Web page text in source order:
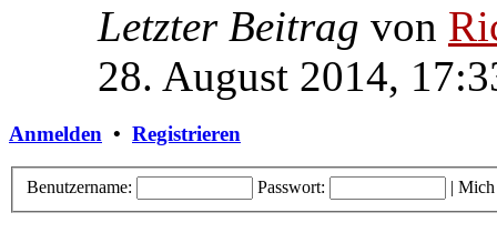
Letzter Beitrag von
28. August 2014,
Anmelden • Registrieren
Benutzername: Passwort: | Mich